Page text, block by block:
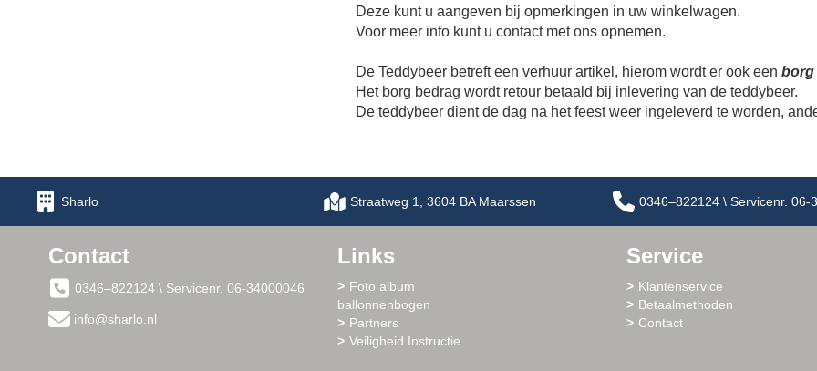
Deze kunt u aangeven bij opmerkingen in uw winkelwagen.
Voor meer info kunt u contact met ons opnemen.
De Teddybeer betreft een verhuur artikel, hierom wordt er ook een borg
Het borg bedrag wordt retour betaald bij inlevering van de teddybeer.
De teddybeer dient de dag na het feest weer ingeleverd te worden,
Sharlo Straatweg 1, 3604 BA Maarssen 0346–822124 \ Servicenr. 06-
Contact
0346–822124 \ Servicenr. 06-34000046
info@sharlo.nl
Links
Foto album
ballonnenbogen
Partners
Veiligheid Instructie
Service
Klantenservice
Betaalmethoden
Contact